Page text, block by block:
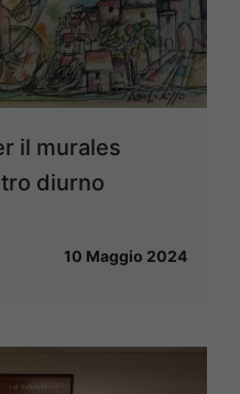
il murales
diurno
10 Maggio 2024